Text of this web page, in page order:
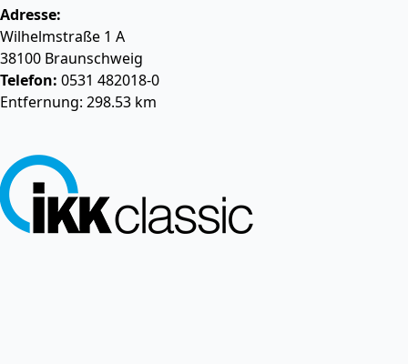
Adresse:
Wilhelmstraße 1 A
38100 Braunschweig
Telefon: 0531 482018-0
Entfernung: 298.53 km